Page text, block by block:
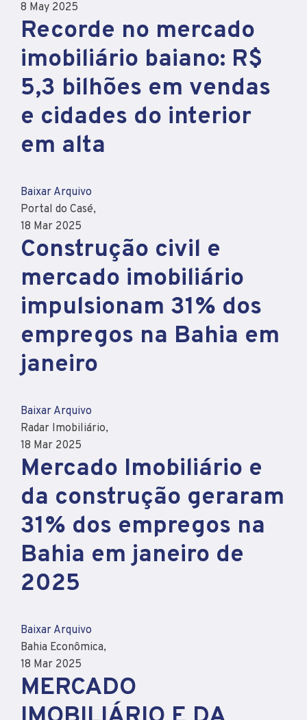
8 May 2025
Recorde no mercado
imobiliário baiano: R$
5,3 bilhões em vendas
e cidades do interior
em alta
Baixar Arquivo
Portal do Casé,
18 Mar 2025
Construção civil e
mercado imobiliário
impulsionam 31% dos
empregos na Bahia em
janeiro
Baixar Arquivo
Radar Imobiliário,
18 Mar 2025
Mercado Imobiliário e
da construção geraram
31% dos empregos na
Bahia em janeiro de
2025
Baixar Arquivo
Bahia Econômica,
18 Mar 2025
MERCADO